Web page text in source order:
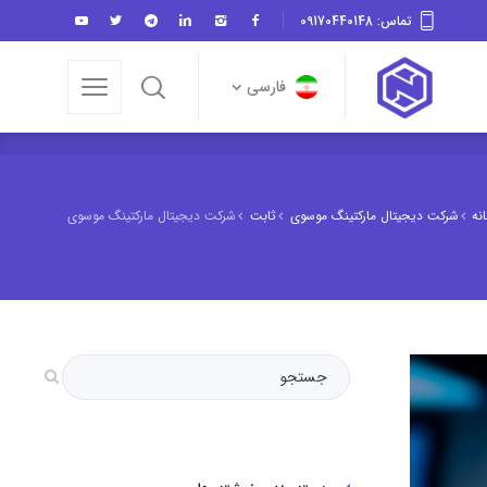
تماس: 09170440148
فارسی
فارسی
شرکت دیجیتال مارکتینگ موسوی ثابت شرکت دیجیتال مارکتینگ موسوی